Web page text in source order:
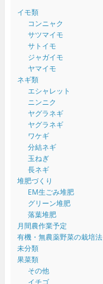
イモ類
コンニャク
サツマイモ
サトイモ
ジャガイモ
ヤマイモ
ネギ類
エシャレット
ニンニク
ヤグラネギ
ヤグラネギ
ワケギ
分結ネギ
玉ねぎ
長ネギ
堆肥づくり
EM生ごみ堆肥
グリーン堆肥
落葉堆肥
月間農作業予定
有機・無農薬野菜の栽培法
未分類
果菜類
その他
イチゴ